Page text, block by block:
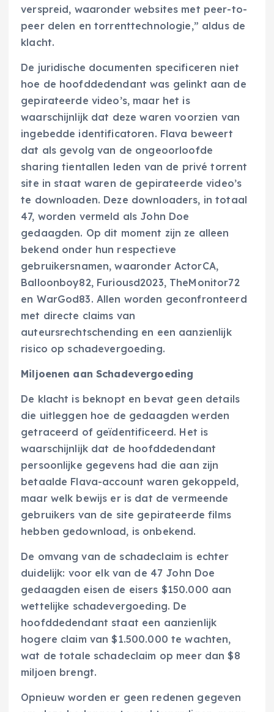
verspreid, waaronder websites met peer-to-
peer delen en torrenttechnologie,” aldus de
klacht.
De juridische documenten specificeren niet
hoe de hoofddedendant was gelinkt aan de
gepirateerde video’s, maar het is
waarschijnlijk dat deze waren voorzien van
ingebedde identificatoren. Flava beweert
dat als gevolg van de ongeoorloofde
sharing tientallen leden van de privé torrent
site in staat waren de gepirateerde video’s
te downloaden. Deze downloaders, in totaal
47, worden vermeld als John Doe
gedaagden. Op dit moment zijn ze alleen
bekend onder hun respectieve
gebruikersnamen, waaronder ActorCA,
Balloonboy82, Furiousd2023, TheMonitor72
en WarGod83. Allen worden geconfronteerd
met directe claims van
auteursrechtschending en een aanzienlijk
risico op schadevergoeding.
Miljoenen aan Schadevergoeding
De klacht is beknopt en bevat geen details
die uitleggen hoe de gedaagden werden
getraceerd of geïdentificeerd. Het is
waarschijnlijk dat de hoofddedendant
persoonlijke gegevens had die aan zijn
betaalde Flava-account waren gekoppeld,
maar welk bewijs er is dat de vermeende
gebruikers van de site gepirateerde films
hebben gedownload, is onbekend.
De omvang van de schadeclaim is echter
duidelijk: voor elk van de 47 John Doe
gedaagden eisen de eisers $150.000 aan
wettelijke schadevergoeding. De
hoofddedendant staat een aanzienlijk
hogere claim van $1.500.000 te wachten,
wat de totale schadeclaim op meer dan $8
miljoen brengt.
Opnieuw worden er geen redenen gegeven